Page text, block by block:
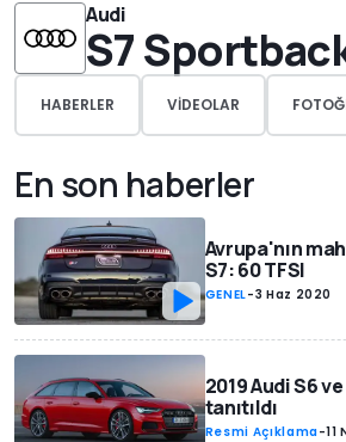
Audi
S7
HABERLER VIDEOLAR
En son haberler
Avrupa'nın
S7: 60 TFSI
GENEL-3 Haz 2020
2019 Audi S6
tanıtıldı
Resmi Açıklama-11